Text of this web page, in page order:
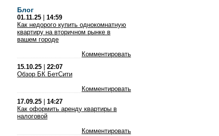
Блог
01.11.25
14:59
Как недорого купить однокомнатную
квартиру на вторичном рынке в
вашем городе
Комментировать
15.10.25
22:07
Обзор БК БетСити
Комментировать
17.09.25
14:27
Как оформить аренду квартиры в
налоговой
Комментировать